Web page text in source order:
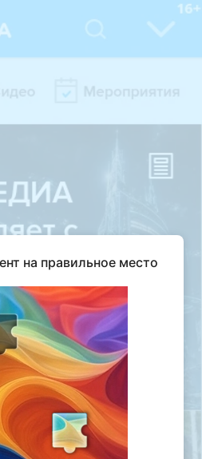
на правильное место